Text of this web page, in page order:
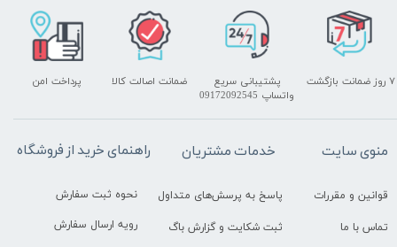
پشتیبانی سریع
واتساپ 09172092545
پرداخت امن ۷ روز ضمانت بازگشت ضمانت اصالت کالا
راهنمای خرید از فروشگاه
نحوه ثبت سفارش
رویه ارسال سفارش
خدمات مشتریان
پاسخ به پرسش‌های متداول
ثبت شکایت و گزارش باگ
منوی سایت
قوانین و مقررات
تماس با ما